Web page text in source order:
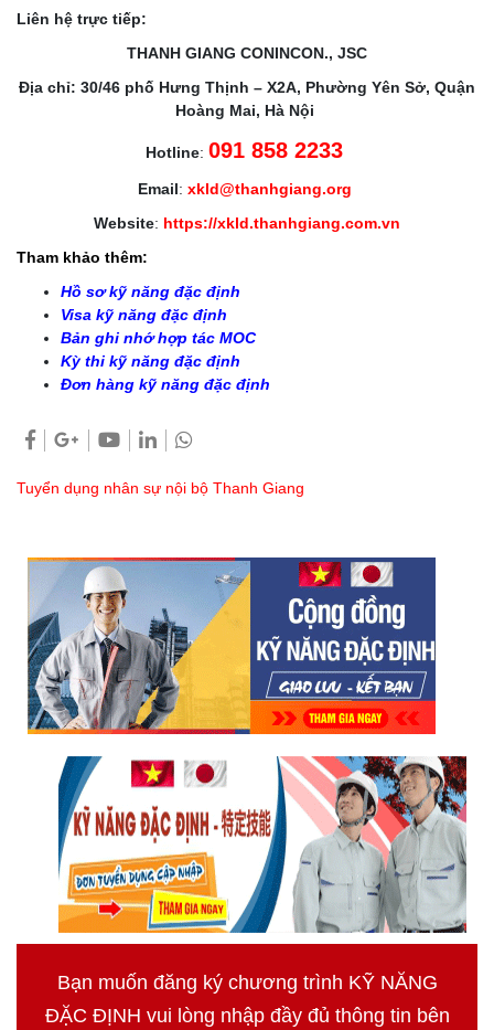
Liên hệ trực tiếp:
THANH GIANG CONINCON., JSC
Địa chỉ: 30/46 phố Hưng Thịnh – X2A, Phường Yên Sở, Quận
Hoàng Mai, Hà Nội
Hotline: 091 858 2233
Email: xkld@thanhgiang.org
Website: https://xkld.thanhgiang.com.vn
Tham khảo thêm:
Hồ sơ kỹ năng đặc định
Visa kỹ năng đặc định
Bản ghi nhớ hợp tác MOC
Kỳ thi kỹ năng đặc định
Đơn hàng kỹ năng đặc định
Tuyển dụng nhân sự nội bộ Thanh Giang
Bạn muốn đăng ký chương trình KỸ NĂNG
ĐẶC ĐỊNH vui lòng nhập đầy đủ thông tin bên